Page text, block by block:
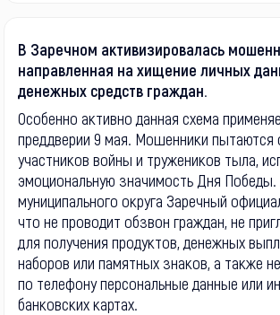
В Заречном активизировалась
направленная на хищение личных
денежных средств граждан.
Особенно активно данная схема
преддверии 9 мая. Мошенники пытаются
участников войны и тружеников тыла,
эмоциональную значимость Дня Победы.
муниципального округа Заречный
что не проводит обзвон граждан, не
для получения продуктов, денежных
наборов или памятных знаков, а также
по телефону персональные данные или
банковских картах.